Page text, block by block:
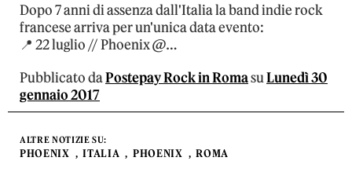
Dopo 7 anni di assenza dall'Italia la band indie rock
francese arriva per un'unica data evento:
📍 22 luglio // Phoenix @…
Pubblicato daPostepay Rock in RomasuLunedì 30
gennaio 2017
ALTRE NOTIZIE SU:
PHOENIX ITALIA PHOENIX ROMA